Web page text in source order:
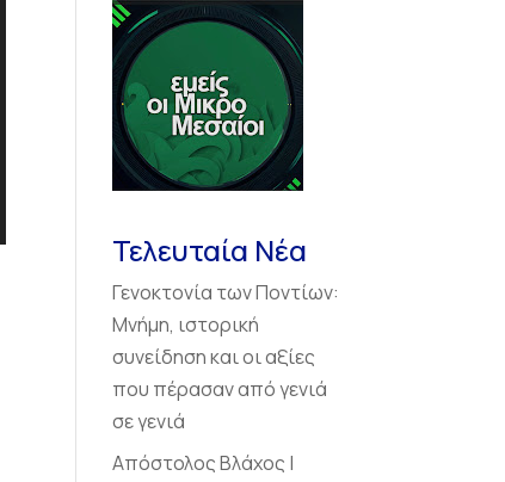
Τελευταία Νέα
Γενοκτονία των Ποντίων:
Μνήμη, ιστορική
συνείδηση και οι αξίες
που πέρασαν από γενιά
σε γενιά
Απόστολος Βλάχος |